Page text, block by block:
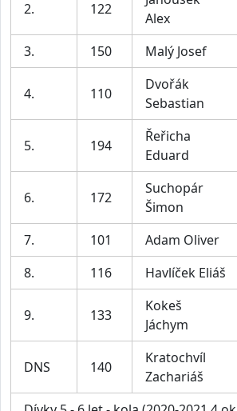
2. 122
Alex
3. 150 Malý Josef
4. 110
Dvořák
Sebastian
5. 194
Řeřicha
Eduard
6. 172
Suchopár
Šimon
7. 101 Adam Oliver
8.
116 Havlíček Eliáš
9. 133
Kokeš
Jáchym
DNS 140
Kratochvíl
Zachariáš